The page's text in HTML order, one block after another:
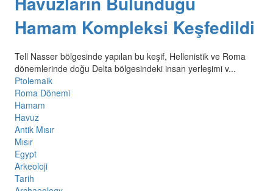
Hamam Kompleksi Keşfedildi
Tell Nasser bölgesinde yapılan bu keşif, Hellenistik ve Roma
dönemlerinde doğu Delta bölgesindeki insan yerleşimi v...
Ptolemaik
Roma Dönemi
Hamam
Havuz
Antik Mısır
Mısır
Egypt
Arkeoloji
Tarih